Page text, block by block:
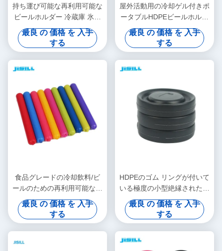
持ち運び可能な再利用可能な
ビールホルダー 冷蔵庫 氷の
ブロック 90Ml スーパー吸収
ポリマー
最良 の 価格 を 入手
する
屋外活動用の冷却ゲル付きポ
ータブルHDPEビールホルダ
ークーラー
最良 の 価格 を 入手
する
食品グレードの冷却飲料/ビ
ールのための再利用可能な円
筒形のビール ホルダー クー
ラー アイス パック
最良 の 価格 を 入手
する
HDPEのゴム リングが付いて
いる極度の小型絶縁された缶
ビールのクーラーのホールダ
ー
最良 の 価格 を 入手
する